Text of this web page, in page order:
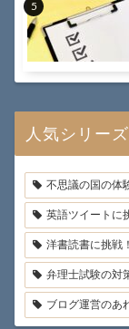
人気シリーズ
弁理士試験の対
ブログ運営のあ
英語ツイー
不思議の国の体
洋書読書に